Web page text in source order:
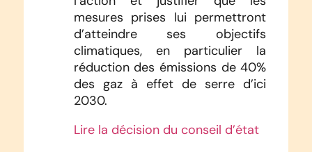
mesures prises lui permettront
d’atteindre ses objectifs
climatiques, en particulier la
réduction des émissions de 40%
des gaz à effet de serre d’ici
2030.
Lire la décision du conseil d’état